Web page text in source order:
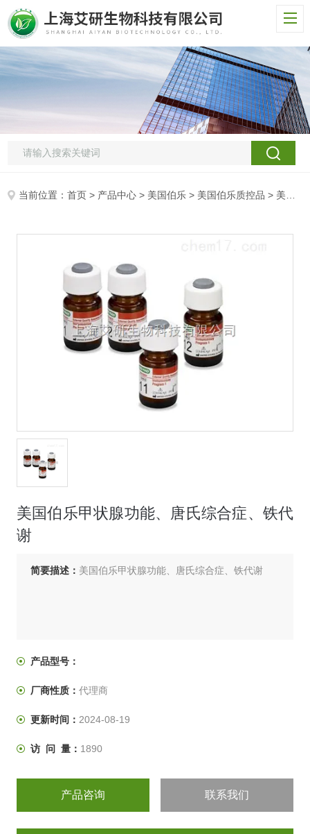
当前位置：首页 > 产品中心 > 美国伯乐 > 美国伯乐质控品 > 美国伯乐甲状腺功能、唐氏综合症、铁代谢
美国伯乐甲状腺功能、唐氏综合症、铁代
谢
简要描述： 美国伯乐甲状腺功能、唐氏综合症、铁代谢
产品型号：
厂商性质： 代理商
更新时间： 2024-08-19
访 问 量： 1890
产品咨询 联系我们